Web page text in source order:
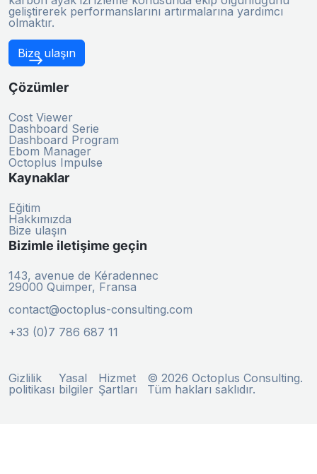
geliştirerek performanslarını artırmalarına yardımcı
olmaktır.
Bize ulaşın
Çözümler
Cost Viewer
Dashboard Serie
Dashboard Program
Ebom Manager
Octoplus Impulse
Kaynaklar
Eğitim
Hakkımızda
Bize ulaşın
Bizimle iletişime geçin
143, avenue de Kéradennec
29000 Quimper, Fransa
contact@octoplus-consulting.com
+33 (0)7 786 687 11
Gizlilik
politikası
Yasal
bilgiler
Hizmet
Şartları
© 2026 Octoplus Consulting.
Tüm hakları saklıdır.